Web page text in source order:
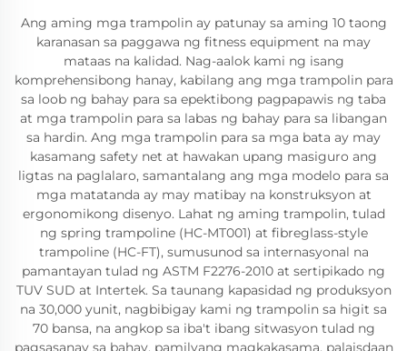
Ang aming mga trampolin ay patunay sa aming 10 taong
karanasan sa paggawa ng fitness equipment na may
mataas na kalidad. Nag-aalok kami ng isang
komprehensibong hanay, kabilang ang mga trampolin para
sa loob ng bahay para sa epektibong pagpapawis ng taba
at mga trampolin para sa labas ng bahay para sa libangan
sa hardin. Ang mga trampolin para sa mga bata ay may
kasamang safety net at hawakan upang masiguro ang
ligtas na paglalaro, samantalang ang mga modelo para sa
mga matatanda ay may matibay na konstruksyon at
ergonomikong disenyo. Lahat ng aming trampolin, tulad
ng spring trampoline (HC-MT001) at fibreglass-style
trampoline (HC-FT), sumusunod sa internasyonal na
pamantayan tulad ng ASTM F2276-2010 at sertipikado ng
TUV SUD at Intertek. Sa taunang kapasidad ng produksyon
na 30,000 yunit, nagbibigay kami ng trampolin sa higit sa
70 bansa, na angkop sa iba't ibang sitwasyon tulad ng
pagsasanay sa bahay, pamilyang magkakasama, palaisdaan